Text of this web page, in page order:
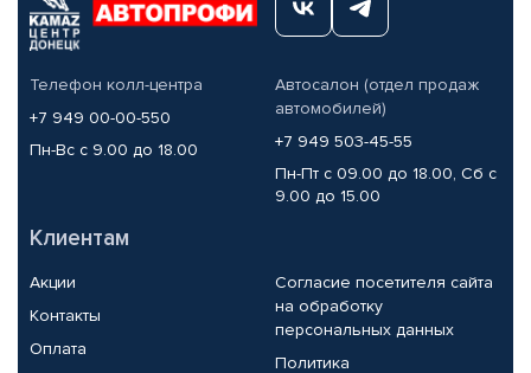
Телефон колл-центра
+7 949 00-00-550
Пн-Вс с 9.00 до 18.00
Автосалон (отдел продаж
автомобилей)
+7 949 503-45-55
Пн-Пт с 09.00 до 18.00, Сб с
9.00 до 15.00
Клиентам
Акции
Контакты
Оплата
Согласие посетителя сайта
на обработку
персональных данных
Политика